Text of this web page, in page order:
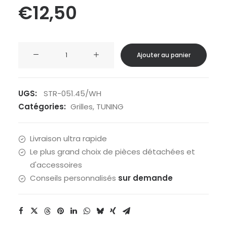
€12,50
blanc
RACING
maillon
moyen
(30x30cm)
Ajouter au panier
UGS:
STR-051.45/WH
Catégories: Grilles, TUNING
Livraison ultra rapide
Le plus grand choix de pièces détachées et
d'accessoires
Conseils personnalisés sur demande